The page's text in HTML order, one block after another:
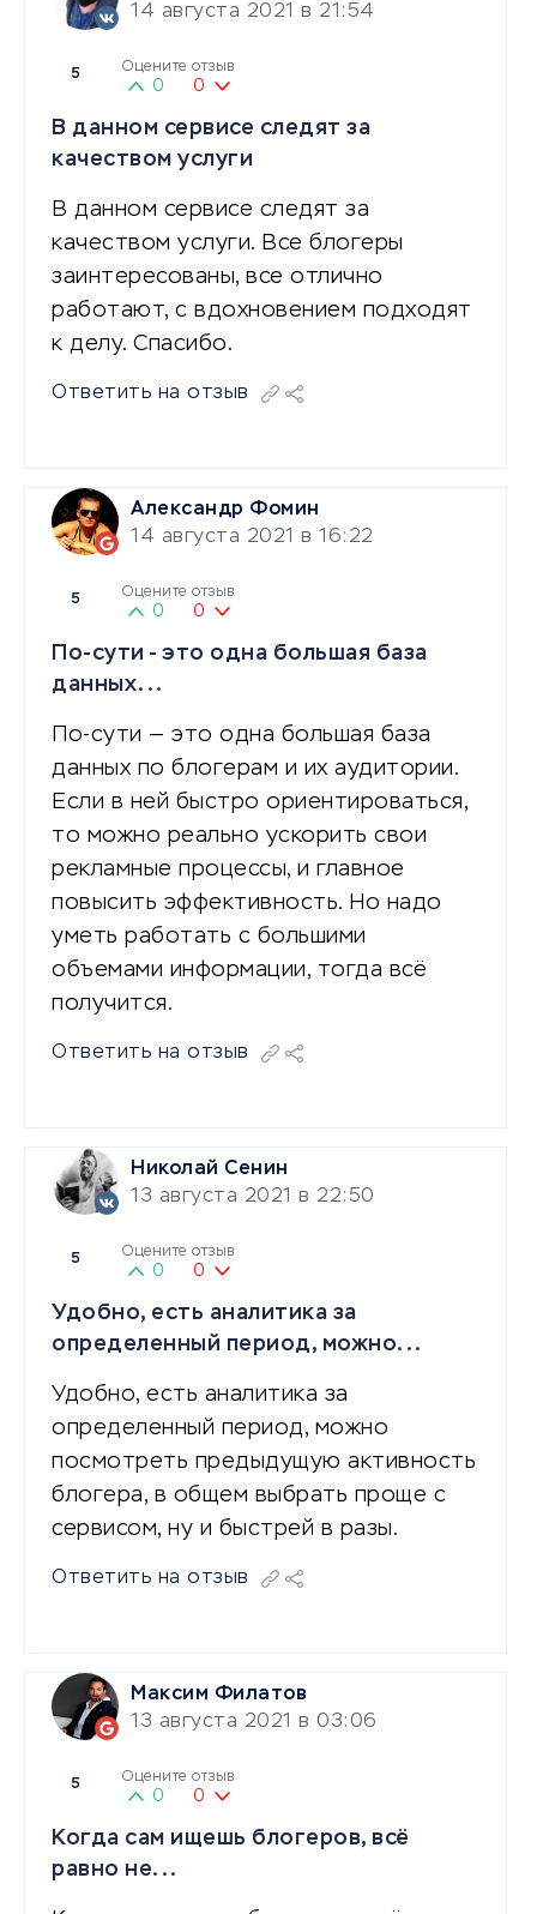
14 августа 2021 в 21:54
5 Оцените отзыв
0 0
В данном сервисе следят за
качеством услуги
В данном сервисе следят за
качеством услуги. Все блогеры
заинтересованы, все отлично
работают, с вдохновением подходят
к делу. Спасибо.
Ответить на отзыв
Александр Фомин
14 августа 2021 в 16:22
5 Оцените отзыв
0 0
По-сути - это одна большая база
данных...
По-сути — это одна большая база
данных по блогерам и их аудитории.
Если в ней быстро ориентироваться,
то можно реально ускорить свои
рекламные процессы, и главное
повысить эффективность. Но надо
уметь работать с большими
объемами информации, тогда всё
получится.
Ответить на отзыв
Николай Сенин
13 августа 2021 в 22:50
5 Оцените отзыв
0 0
Удобно, есть аналитика за
определенный период, можно...
Удобно, есть аналитика за
определенный период, можно
посмотреть предыдущую активность
блогера, в общем выбрать проще с
сервисом, ну и быстрей в разы.
Ответить на отзыв
Максим Филатов
13 августа 2021 в 03:06
5 Оцените отзыв
0 0
Когда сам ищешь блогеров, всё
равно не...